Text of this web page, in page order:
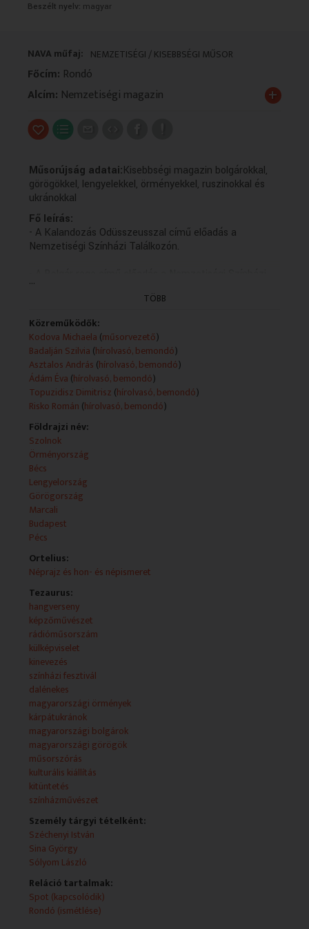
Beszélt nyelv: magyar
NAVA műfaj: NEMZETISÉGI / KISEBBSÉGI MŰSOR
Főcím: Rondó
Alcím: Nemzetiségi magazin +
Műsorújság adatai:Kisebbségi magazin bolgárokkal,
görögökkel, lengyelekkel, örményekkel, ruszinokkal és
ukránokkal
Fő leírás:
- A Kalandozás Odüsszeusszal című előadás a
Nemzetiségi Színházi Találkozón.
Találkozón.
NYILATKOZÓ: Hadzsikosztova Gabriella, rendező
Trifonova Neda
- Savina Yannatou, a világszerte ismert görög énekesnő
a Művészetek Palotájában.
NYILATKOZÓ: Savina Yannatou, énekesnő
- Arcok a múltból: a görög származású báró Sina
György (1782 - 1856), bankár, nagybirtokos
Széchenyi Istvánnal együtt részt vett a Széchenyi
lánchíd megépítésében. Támogatta Széchenyi
vasútépítési és folyamszabályozási vállalkozásait is.
- Nemzetiségi műsorok a magyar Rádióban
A Magyar Rádió nemzetiségi adója februárban indul.
NYILATKOZÓ: Avanesian Alex, a Kossuth Rádió
Főszerkesztő-helyettese
- Koncert a Terézvárosi Katolikus Templomban.
NYILATKOZÓ: Makausz Zsuzsanna, Vincze Lilla,
énekesnő
- Az új örmény nagykövet bemutatása.
NYILATKOZÓ: Ashot Hovakimian, örményország
nagykövete
- A magyarországi ruszin közösségtől Hodinka Antal
díjat kapott Holosnyai Joachim esperes.
NYILATKOZÓ: Holosnyai Joachim
- Krystyna Wieloch Varga kiállítása a budapesti
Magyarországi Lengyelség Múzeumában.
NYILATKOZÓ: Krystyna Wieloch Varga, textiltervező
művész; Andrzej Pedryc, a Magyarországi Lengyel
Alkotói Fórum elnöke
...
TÖBB
Közreműködők:
Kodova Michaela (műsorvezető)
Badalján Szilvia (hírolvasó, bemondó)
Asztalos András (hírolvasó, bemondó)
Ádám Éva (hírolvasó, bemondó)
Topuzidisz Dimitrisz (hírolvasó, bemondó)
Risko Román (hírolvasó, bemondó)
Földrajzi név:
Szolnok
Örményország
Bécs
Lengyelország
Görögország
Marcali
Budapest
Pécs
Ortelius:
Néprajz és hon- és népismeret
Tezaurus:
hangverseny
képzőművészet
rádióműsorszám
külképviselet
kinevezés
színházi fesztivál
dalénekes
magyarországi örmények
kárpátukránok
magyarországi bolgárok
magyarországi görögök
műsorszórás
kulturális kiállítás
kitüntetés
színházművészet
Személy tárgyi tételként:
Széchenyi István
Sina György
Sólyom László
Reláció tartalmak:
Spot (kapcsolódik)
Rondó (ismétlése)